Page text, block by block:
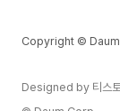
Copyright ©
Designed by 티스